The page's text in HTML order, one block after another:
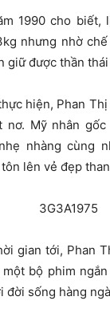
1990 cho biết,
nhưng nhờ
giữ được thần
hiện, Phan
nơ. Mỹ nhân
nhàng cùng
lên vẻ đẹp
gian tới, Phan
bộ phim
đời sống hàng